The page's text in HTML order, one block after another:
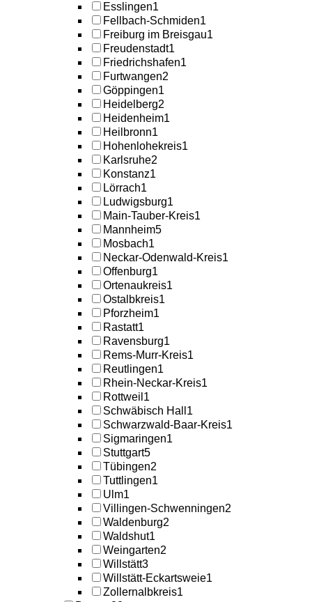
Esslingen1
Fellbach-Schmiden1
Freiburg im Breisgau1
Freudenstadt1
Friedrichshafen1
Furtwangen2
Göppingen1
Heidelberg2
Heidenheim1
Heilbronn1
Hohenlohekreis1
Karlsruhe2
Konstanz1
Lörrach1
Ludwigsburg1
Main-Tauber-Kreis1
Mannheim5
Mosbach1
Neckar-Odenwald-Kreis1
Offenburg1
Ortenaukreis1
Ostalbkreis1
Pforzheim1
Rastatt1
Ravensburg1
Rems-Murr-Kreis1
Reutlingen1
Rhein-Neckar-Kreis1
Rottweil 1
Schwäbisch Hall 1
Schwarzwald-Baar-Kreis1
Sigmaringen1
Stuttgart5
Tübingen2
Tuttlingen1
Ulm1
Villingen-Schwenningen2
Waldenburg2
Waldshut1
Weingarten2
Willstätt3
Willstätt-Eckartsweie1
Zollernalbkreis1